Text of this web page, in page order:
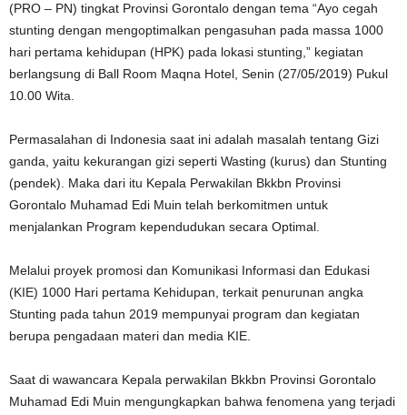
(PRO – PN) tingkat Provinsi Gorontalo dengan tema “Ayo cegah
stunting dengan mengoptimalkan pengasuhan pada massa 1000
hari pertama kehidupan (HPK) pada lokasi stunting,” kegiatan
berlangsung di Ball Room Maqna Hotel, Senin (27/05/2019) Pukul
10.00 Wita.
Permasalahan di Indonesia saat ini adalah masalah tentang Gizi
ganda, yaitu kekurangan gizi seperti Wasting (kurus) dan Stunting
(pendek). Maka dari itu Kepala Perwakilan Bkkbn Provinsi
Gorontalo Muhamad Edi Muin telah berkomitmen untuk
menjalankan Program kependudukan secara Optimal.
Melalui proyek promosi dan Komunikasi Informasi dan Edukasi
(KIE) 1000 Hari pertama Kehidupan, terkait penurunan angka
Stunting pada tahun 2019 mempunyai program dan kegiatan
berupa pengadaan materi dan media KIE.
Saat di wawancara Kepala perwakilan Bkkbn Provinsi Gorontalo
Muhamad Edi Muin mengungkapkan bahwa fenomena yang terjadi